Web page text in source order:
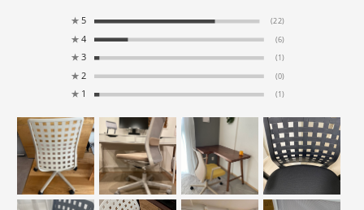
★ 5 (22)
★ 4 (6)
★ 3 (1)
★ 2 (0)
★ 1 (1)